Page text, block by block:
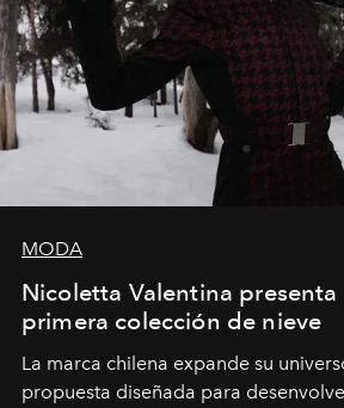
MODA
Nicoletta Valentina presenta
primera colección de nieve
La marca chilena expande su
propuesta diseñada para